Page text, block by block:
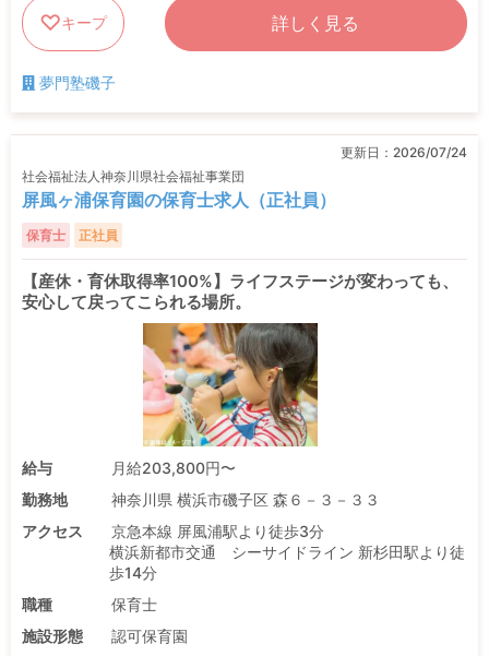
キープ 詳しく見る
夢門塾磯子
更新日： 2026/07/24
社会福祉法人神奈川県社会福祉事業団
屏風ヶ浦保育園の保育士求人（正社員）
保育士 正社員
【産休・育休取得率100%】ライフステージが変わっても、
安心して戻ってこられる場所。
給与
月給203,800円〜
勤務地
神奈川県 横浜市磯子区 森６－３－３３
アクセス
京急本線 屏風浦駅より徒歩3分
横浜新都市交通 シーサイドライン 新杉田駅より徒
歩14分
職種
保育士
施設形態
認可保育園